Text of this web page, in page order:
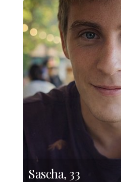
Sascha, 33